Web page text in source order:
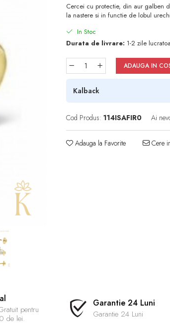
Cercei cu protectie, din aur galben
la nastere si in functie de lobul
In Stoc
Durata de livrare: 1-2 zile
ADAUGA IN
Kalback
Cod Produs: 114ISAFIR0 Ai
Adauga la Favorite Cere
pentru
de lei.
Garantie 24 Luni
Garantie 24 Luni